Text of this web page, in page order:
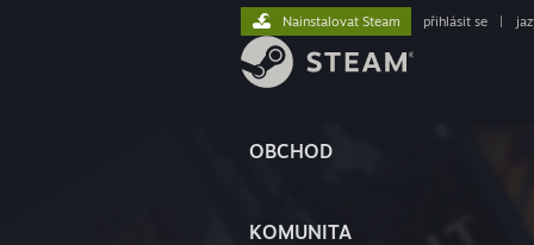
OBCHOD
KOMUNITA
Nainstalovat Steam přihlásit se